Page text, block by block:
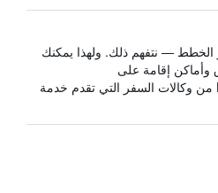
الخطط — نتفهم ذلك. ولهذا يمكنك
وأماكن إقامة على
HotelsCombined من وكالات السفر التي تقدم خدمة